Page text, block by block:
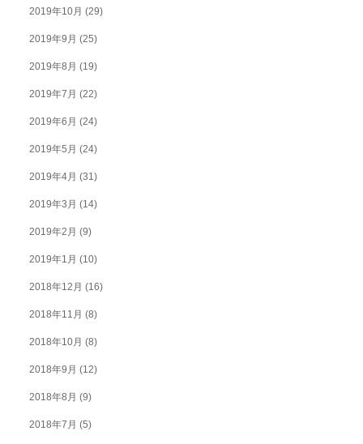
2019年10月 (29)
2019年9月 (25)
2019年8月 (19)
2019年7月 (22)
2019年6月 (24)
2019年5月 (24)
2019年4月 (31)
2019年3月 (14)
2019年2月 (9)
2019年1月 (10)
2018年12月 (16)
2018年11月 (8)
2018年10月 (8)
2018年9月 (12)
2018年8月 (9)
2018年7月 (5)